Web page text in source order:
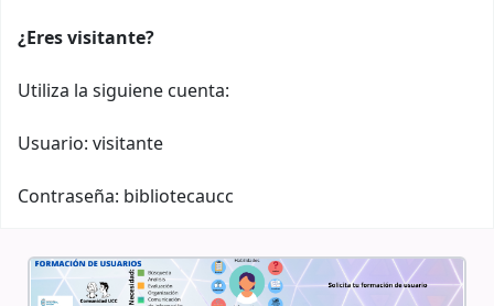
¿Eres visitante?
Utiliza la siguiene cuenta:
Usuario: visitante
Contraseña: bibliotecaucc